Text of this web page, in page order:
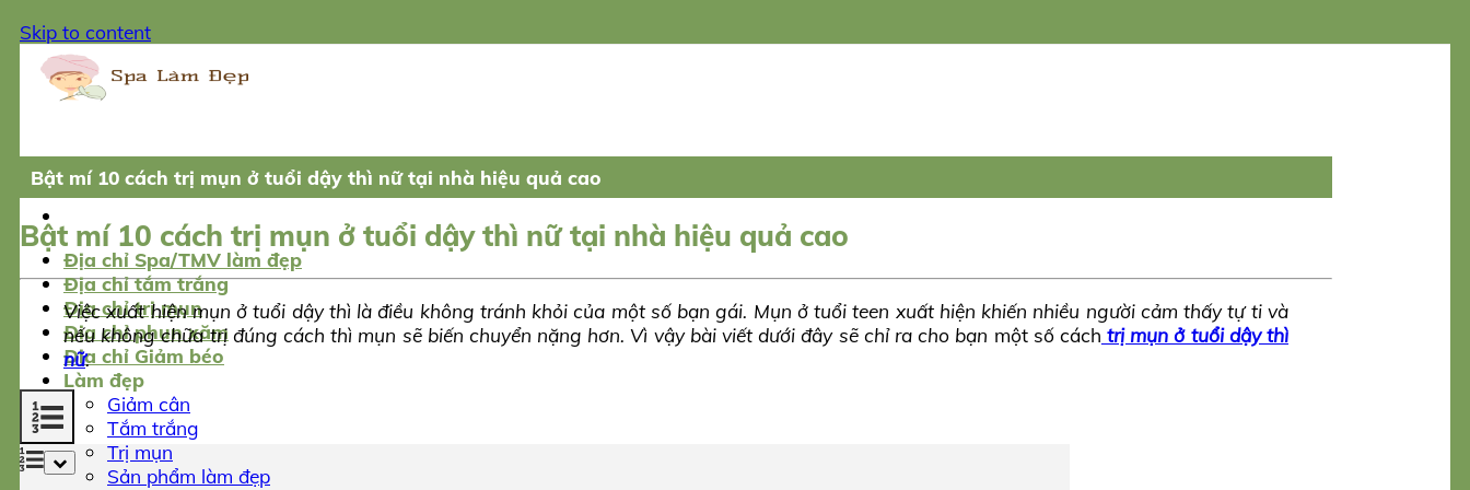
Skip to content
Địa chỉ Spa/TMV làm đẹp
Địa chỉ tắm trắng
Địa chỉ trị mụn
Địa chỉ phun xăm
Địa chỉ Giảm béo
Làm đẹp
Giảm cân
Tắm trắng
Trị mụn
Sản phẩm làm đẹp
Bật mí 10 cách trị mụn ở tuổi dậy thì nữ tại nhà hiệu quả cao
Bật mí 10 cách trị mụn ở tuổi dậy thì nữ tại nhà hiệu quả cao
Việc xuất hiện mụn ở tuổi dậy thì là điều không tránh khỏi của một số bạn gái. Mụn ở tuổi teen xuất hiện khiến nhiều người cảm thấy tự ti và
nếu không chữa trị đúng cách thì mụn sẽ biến chuyển nặng hơn. Vì vậy bài viết dưới đây sẽ chỉ ra cho bạn một số cách trị mụn ở tuổi dậy thì
nữ.